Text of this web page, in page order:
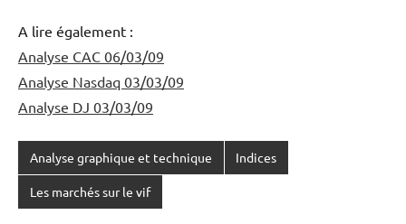
A lire également :
Analyse CAC 06/03/09
Analyse Nasdaq 03/03/09
Analyse DJ 03/03/09
Analyse graphique et technique Indices
Les marchés sur le vif